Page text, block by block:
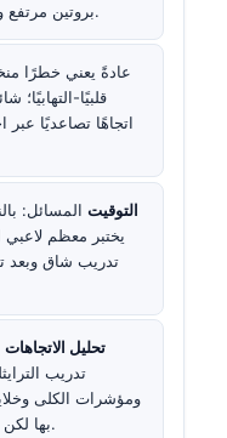
بروتين مرتفع والكرياتين قد يغيّران نمط النتيجة.
قلبيًا-
اتجاهًا تصاعديًا
التوقيت المسائل:
تدريب شاق وبعد
تحليل الاتجاهات
تدريب
ومؤشرات الكلى
بها لكن بدرجات عالية من التباين الفردي.